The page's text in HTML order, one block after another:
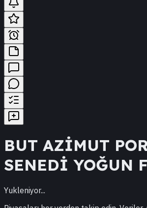
BUT AZİMUT
SENEDİ YOĞUN
Yukleniyor...